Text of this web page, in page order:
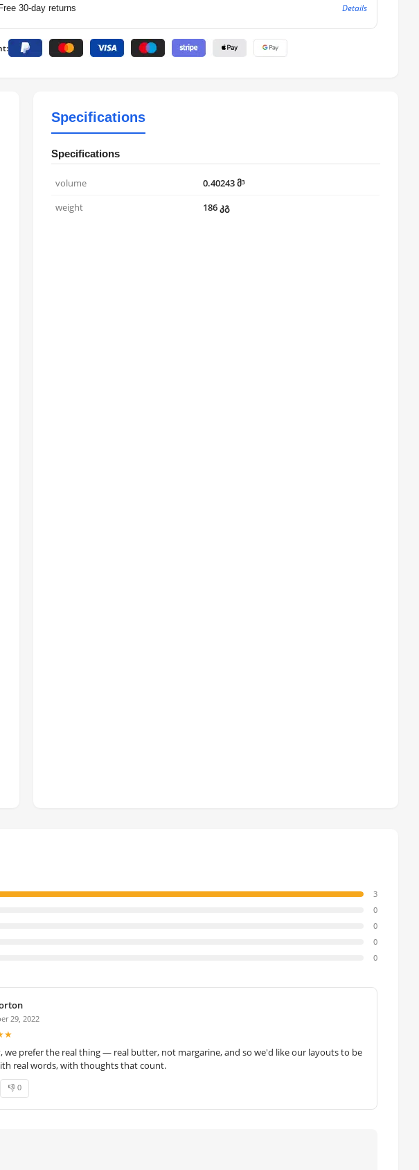
30-day returns Details
Specifications
Specifications
volume
0.40243 მ³
weight
186 კგ
3
0
0
0
0
29, 2022
we prefer the real thing — real butter, not margarine, and so we'd like our layouts to be
real words, with thoughts that count.
👎 0